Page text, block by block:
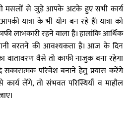
मसलों से जुड़े आपके अटके हुए सभी कार्य
यात्रा के भी योग बन रहे हैं। यात्रा को
लाभकारी रहने वाला है। हालांकि आर्थिक
बरतने की आवश्यकता है। आज के दिन
वातावरण वैसे तो काफी नाजुक बना रहेगा
परिवेश बनाने हेतु प्रयास करेंगे
लेंगे, तो संभवत परिस्थियाँ व माहौल